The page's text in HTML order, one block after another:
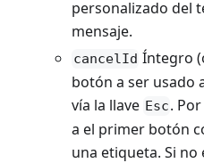
personalizado del
mensaje.
cancelId Íntegro
botón a ser usado
vía la llave Esc.
a el primer botón
una etiqueta. Si